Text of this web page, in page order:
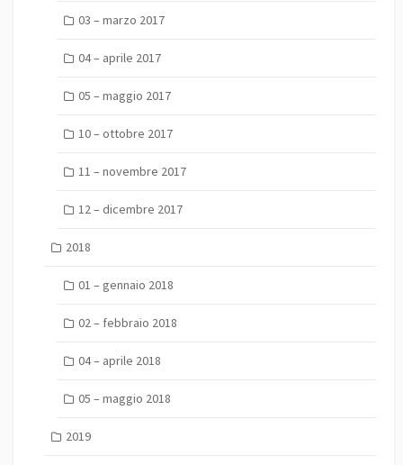
03 – marzo 2017
04 – aprile 2017
05 – maggio 2017
10 – ottobre 2017
11 – novembre 2017
12 – dicembre 2017
2018
01 – gennaio 2018
02 – febbraio 2018
04 – aprile 2018
05 – maggio 2018
2019